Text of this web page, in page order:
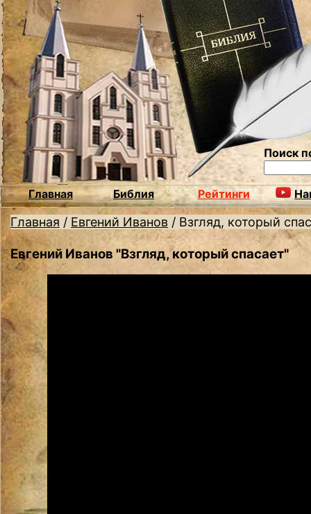
Поиск
Главная Библия Рейтинги
Главная / Евгений Иванов / Взгляд, который
Евгений Иванов "Взгляд, который спасает"